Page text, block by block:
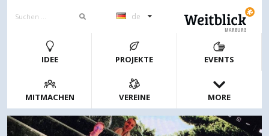
de
MARBURG
IDEE PROJEKTE EVENTS
MITMACHEN VEREINE MORE